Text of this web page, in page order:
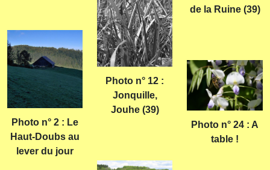
Photo n° 2 : Le
Haut-Doubs au
lever du jour
Photo n° 12 :
Jonquille,
Jouhe (39)
de la Ruine (39)
Photo n° 24 : A
table !